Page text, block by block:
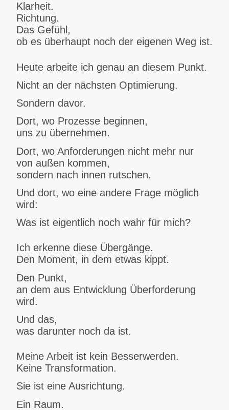
Klarheit.
Richtung.
Das Gefühl,
ob es überhaupt noch der eigenen Weg ist.
Heute arbeite ich genau an diesem Punkt.
Nicht an der nächsten Optimierung.
Sondern davor.
Dort, wo Prozesse beginnen,
uns zu übernehmen.
Dort, wo Anforderungen nicht mehr nur
von außen kommen,
sondern nach innen rutschen.
Und dort, wo eine andere Frage möglich
wird:
Was ist eigentlich noch wahr für mich?
Ich erkenne diese Übergänge.
Den Moment, in dem etwas kippt.
Den Punkt,
an dem aus Entwicklung Überforderung
wird.
Und das,
was darunter noch da ist.
Meine Arbeit ist kein Besserwerden.
Keine Transformation.
Sie ist eine Ausrichtung.
Ein Raum.